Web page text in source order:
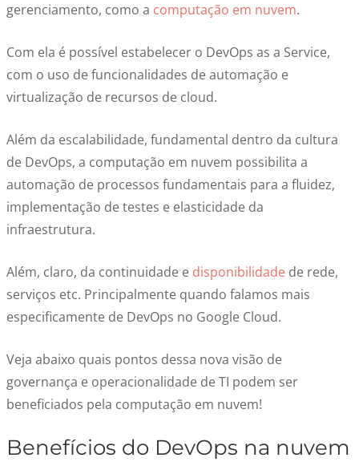
gerenciamento, como a computação em nuvem.
Com ela é possível estabelecer o DevOps as a Service,
com o uso de funcionalidades de automação e
virtualização de recursos de cloud.
Além da escalabilidade, fundamental dentro da cultura
de DevOps, a computação em nuvem possibilita a
automação de processos fundamentais para a fluidez,
implementação de testes e elasticidade da
infraestrutura.
Além, claro, da continuidade e disponibilidade de rede,
serviços etc. Principalmente quando falamos mais
especificamente de DevOps no Google Cloud.
Veja abaixo quais pontos dessa nova visão de
governança e operacionalidade de TI podem ser
beneficiados pela computação em nuvem!
Benefícios do DevOps na nuvem